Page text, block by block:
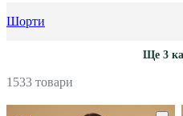
Шорти
Ще 3
1533 товари